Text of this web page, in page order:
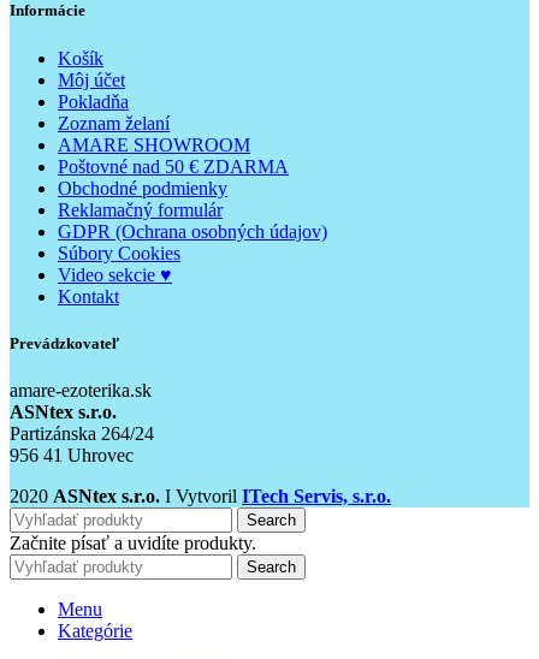
Informácie
Košík
Môj účet
Pokladňa
Zoznam želaní
AMARE SHOWROOM
Poštovné nad 50 € ZDARMA
Obchodné podmienky
Reklamačný formulár
GDPR (Ochrana osobných údajov)
Súbory Cookies
Video sekcie ♥
Kontakt
Prevádzkovateľ
amare-ezoterika.sk
ASNtex s.r.o.
Partizánska 264/24
956 41 Uhrovec
2020 ASNtex s.r.o. I Vytvoril ITech Servis, s.r.o.
Search
Začnite písať a uvidíte produkty.
Search
Menu
Kategórie